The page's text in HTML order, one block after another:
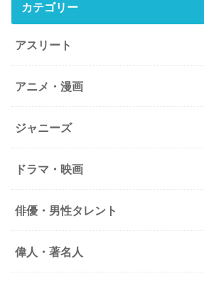
カテゴリー
アスリート
アニメ・漫画
ジャニーズ
ドラマ・映画
俳優・男性タレント
偉人・著名人